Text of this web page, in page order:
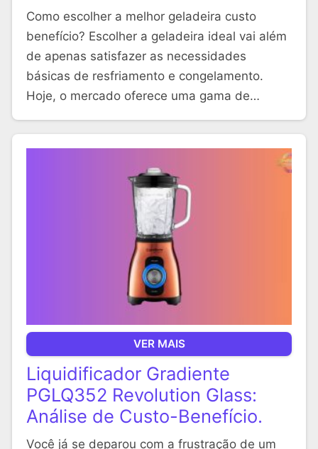
Como escolher a melhor geladeira custo
benefício? Escolher a geladeira ideal vai além
de apenas satisfazer as necessidades
básicas de resfriamento e congelamento.
Hoje, o mercado oferece uma gama de…
VER MAIS
Liquidificador Gradiente
PGLQ352 Revolution Glass:
Análise de Custo-Benefício.
Você já se deparou com a frustração de um